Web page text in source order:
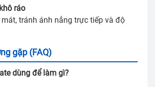
ráo
tránh ánh nắng trực tiếp và độ
gặp (FAQ)
dùng để làm gì?